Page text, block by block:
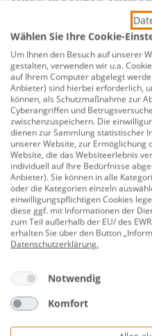
Burg Wächter
Der Türheber THM 68
Unebenheiten im Boden.
verstellbar und bietet
Einstellmöglichkeiten.
Hubhöhe 9-16 mm
vermessingt
Altenhofer Weg 15 |
eMail: info@burg.biz |
Wählen Sie Ihre Cookie-
Um Ihnen den Besuch auf unserer
gestalten, verwenden wir u.a.
auf Ihrem Computer abgelegt
Anbieter) sind hierbei erforderlich,
können, als Schutzmaßnahme zur
Cyberangriffen und
zwischenzuspeichern. Die
dienen zur Sammlung statistischer
unserer Website, zur Ermöglichung
Website, die das Websiteerlebnis
individuell auf Ihre Bedürfnisse
Anbieter). Sie können in alle
oder die Kategorien einzeln
einwilligungspflichtigen Cookies
diese ggf. mit Informationen der
zum Teil außerhalb der EU/ des
erhalten Sie über den Button
Datenschutzerklärung.
Notwendig
Komfort